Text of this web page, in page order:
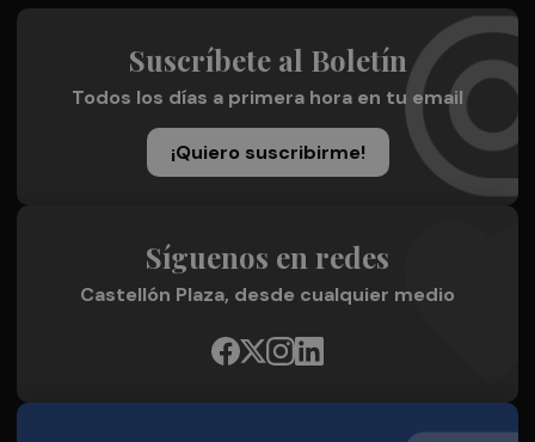
Suscríbete al Boletín
Todos los días a primera hora en tu email
¡Quiero suscribirme!
Síguenos en redes
Castellón Plaza, desde cualquier medio